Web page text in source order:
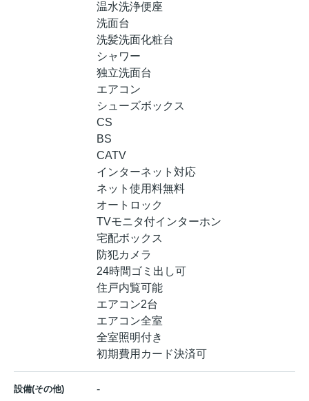
温水洗浄便座
洗面台
洗髪洗面化粧台
シャワー
独立洗面台
エアコン
シューズボックス
CS
BS
CATV
インターネット対応
ネット使用料無料
オートロック
TVモニタ付インターホン
宅配ボックス
防犯カメラ
24時間ゴミ出し可
住戸内覧可能
エアコン2台
エアコン全室
全室照明付き
初期費用カード決済可
設備(その他) -